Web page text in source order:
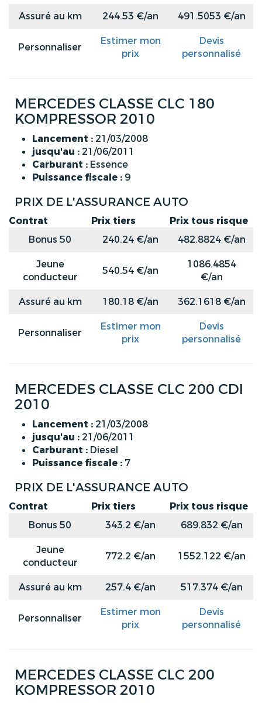
Assuré au km
244.53 €/an 491.5053 €/an
Personnaliser
Estimer mon
prix
Devis
personnalisé
MERCEDES CLASSE CLC 180
KOMPRESSOR 2010
Lancement : 21/03/2008
jusqu'au : 21/06/2011
Carburant : Essence
Puissance fiscale : 9
PRIX DE L'ASSURANCE AUTO
Contrat Prix tiers
Prix tous risque
Bonus 50
240.24 €/an
482.8824 €/an
Jeune
conducteur
540.54 €/an
1086.4854
€/an
Assuré au km
180.18 €/an 362.1618 €/an
Personnaliser
Estimer mon
prix
Devis
personnalisé
MERCEDES CLASSE CLC 200 CDI
2010
Lancement : 21/03/2008
jusqu'au : 21/06/2011
Carburant : Diesel
Puissance fiscale : 7
PRIX DE L'ASSURANCE AUTO
Contrat Prix tiers
Prix tous risque
Bonus 50
343.2 €/an
689.832 €/an
Jeune
conducteur
772.2 €/an 1552.122 €/an
Assuré au km 257.4 €/an 517.374 €/an
Personnaliser
Estimer mon
prix
Devis
personnalisé
MERCEDES CLASSE CLC 200
KOMPRESSOR 2010